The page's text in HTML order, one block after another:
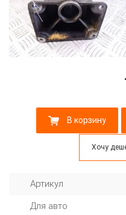
В корзину
Хочу
Артикул
Для авто